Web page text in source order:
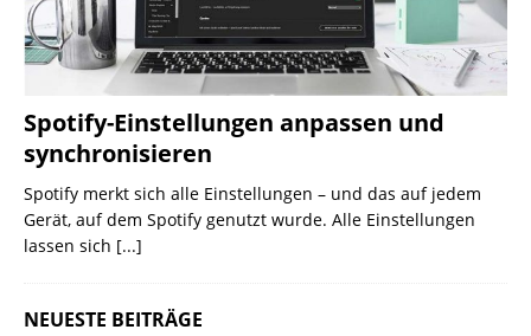
Spotify-Einstellungen anpassen und
synchronisieren
Spotify merkt sich alle Einstellungen – und das auf jedem
Gerät, auf dem Spotify genutzt wurde. Alle Einstellungen
lassen sich [...]
NEUESTE BEITRÄGE